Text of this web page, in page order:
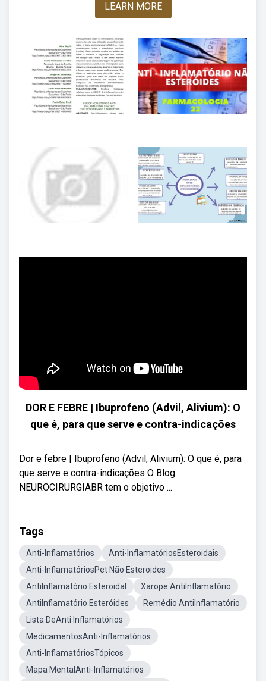
LEARN MORE
DOR E FEBRE | Ibuprofeno (Advil, Alivium): O
que é, para que serve e contra-indicações
Dor e febre | Ibuprofeno (Advil, Alivium): O que é, para
que serve e contra-indicações O Blog
NEUROCIRURGIABR tem o objetivo ...
Tags
Anti-Inflamatórios
Anti-InflamatóriosEsteroidais
Anti-InflamatóriosPet Não Esteroides
AntiInflamatório Esteroidal
Xarope AntiInflamatório
AntiInflamatório Esteróides
Remédio AntiInflamatório
Lista DeAnti Inflamatórios
MedicamentosAnti-Inflamatórios
Anti-InflamatóriosTópicos
Mapa MentalAnti-Inflamatórios